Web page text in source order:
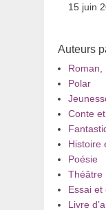
15 juin
Auteurs
Roman,
Polar
Conte
Histoire
Poésie
Théâtre
Essai et
Livre